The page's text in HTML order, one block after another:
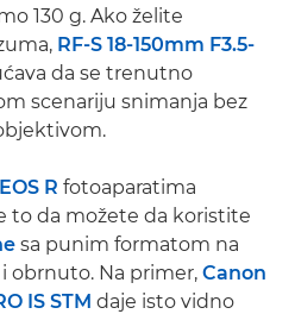
130 g. Ako želite
RF-S 18-150mm F3.5-
da se trenutno
scenariju snimanja bez
EOS R fotoaparatima
to da možete da koristite
sa punim formatom na
i obrnuto. Na primer, Canon
IS STM daje isto vidno